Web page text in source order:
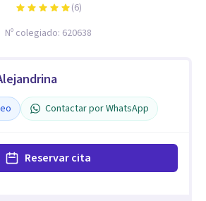
(6)
Nº colegiado: 620638
Contactar por WhatsApp
Reservar cita